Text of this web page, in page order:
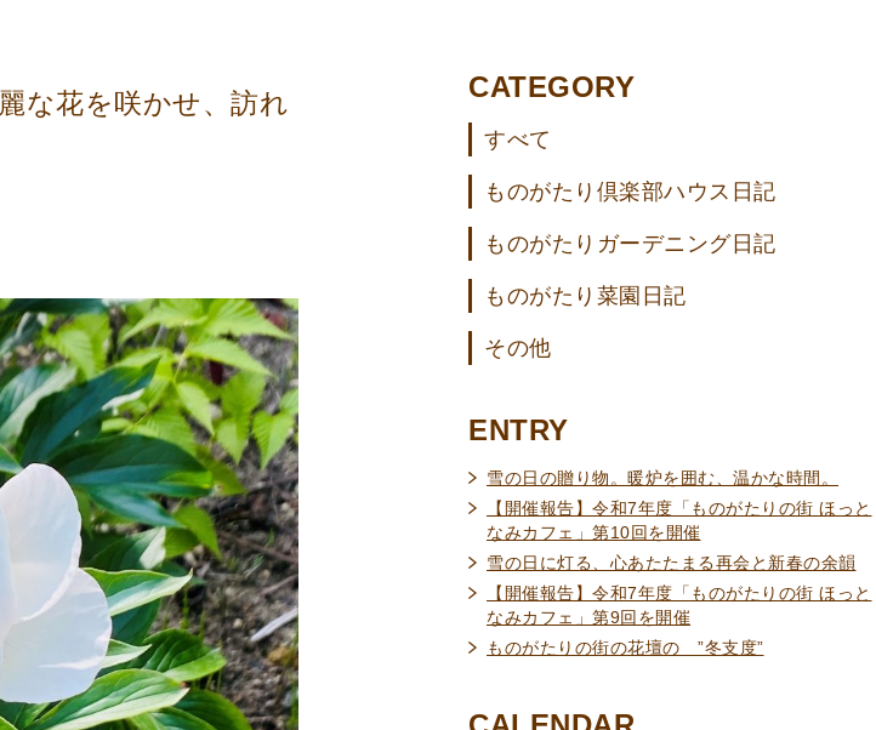
な花を咲かせ、訪れ
CATEGORY
すべて
ものがたり倶楽部ハウス日記
ものがたりガーデニング日記
ものがたり菜園日記
その他
ENTRY
雪の日の贈り物。暖炉を囲む、温かな時間。
【開催報告】令和7年度「ものがたりの街 ほっと
なみカフェ」第10回を開催
雪の日に灯る、心あたたまる再会と新春の余韻
【開催報告】令和7年度「ものがたりの街 ほっと
なみカフェ」第9回を開催
ものがたりの街の花壇の ”冬支度”